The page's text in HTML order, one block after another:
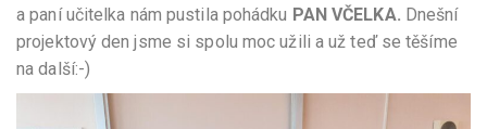
a paní učitelka nám pustila pohádku PAN VČELKA. Dnešní
projektový den jsme si spolu moc užili a už teď se těšíme
na další:-)